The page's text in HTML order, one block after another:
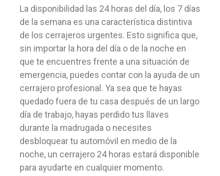
La disponibilidad las 24 horas del día, los 7 días
de la semana es una característica distintiva
de los cerrajeros urgentes. Esto significa que,
sin importar la hora del día o de la noche en
que te encuentres frente a una situación de
emergencia, puedes contar con la ayuda de un
cerrajero profesional. Ya sea que te hayas
quedado fuera de tu casa después de un largo
día de trabajo, hayas perdido tus llaves
durante la madrugada o necesites
desbloquear tu automóvil en medio de la
noche, un cerrajero 24 horas estará disponible
para ayudarte en cualquier momento.